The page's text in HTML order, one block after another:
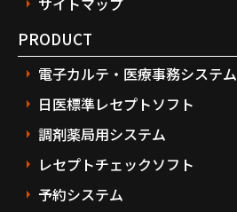
PRODUCT
電子カルテ・医療事務システム
日医標準レセプトソフト
調剤薬局用システム
レセプトチェックソフト
予約システム